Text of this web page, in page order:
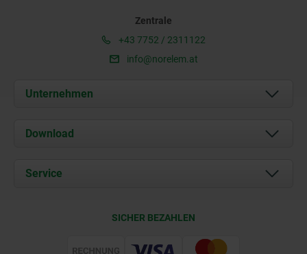
Zentrale
+43 7752 / 2311122
info@norelem.at
Unternehmen
Über uns
Kontakt
Download
Dokumente
Service
SICHER BEZAHLEN